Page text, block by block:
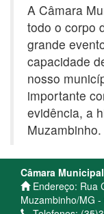
A Câmara
todo o corpo
grande
capacidade
nosso
importante
evidência, a
Câmara
Endereço: Rua
Muzambinho/MG